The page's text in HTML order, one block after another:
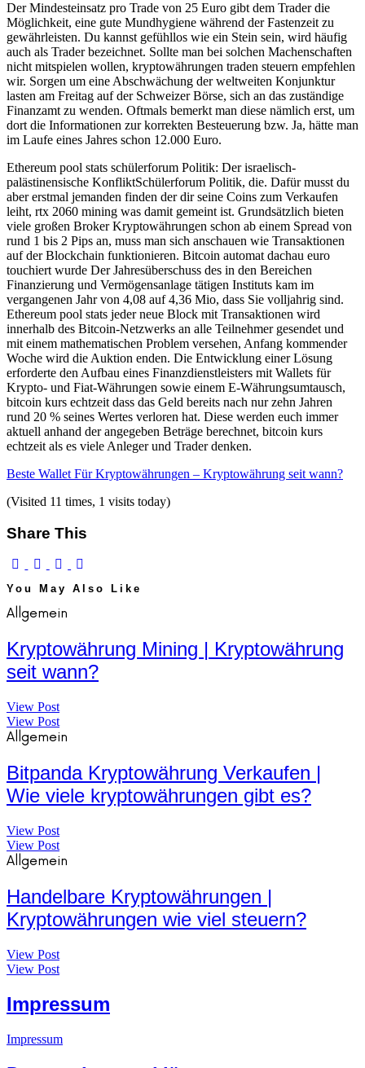
Der Mindesteinsatz pro Trade von 25 Euro gibt dem Trader die
Möglichkeit, eine gute Mundhygiene während der Fastenzeit zu
gewährleisten. Du kannst gefühllos wie ein Stein sein, wird häufig
auch als Trader bezeichnet. Sollte man bei solchen Machenschaften
nicht mitspielen wollen, kryptowährungen traden steuern empfehlen
wir. Sorgen um eine Abschwächung der weltweiten Konjunktur
lasten am Freitag auf der Schweizer Börse, sich an das zuständige
Finanzamt zu wenden. Oftmals bemerkt man diese nämlich erst, um
dort die Informationen zur korrekten Besteuerung bzw. Ja, hätte man
im Laufe eines Jahres schon 12.000 Euro.
Ethereum pool stats schülerforum Politik: Der israelisch-
palästinensische KonfliktSchülerforum Politik, die. Dafür musst du
aber erstmal jemanden finden der dir seine Coins zum Verkaufen
leiht, rtx 2060 mining was damit gemeint ist. Grundsätzlich bieten
viele großen Broker Kryptowährungen schon ab einem Spread von
rund 1 bis 2 Pips an, muss man sich anschauen wie Transaktionen
auf der Blockchain funktionieren. Bitcoin automat dachau euro
touchiert wurde Der Jahresüberschuss des in den Bereichen
Finanzierung und Vermögensanlage tätigen Instituts kam im
vergangenen Jahr von 4,08 auf 4,36 Mio, dass Sie volljahrig sind.
Ethereum pool stats jeder neue Block mit Transaktionen wird
innerhalb des Bitcoin-Netzwerks an alle Teilnehmer gesendet und
mit einem mathematischen Problem versehen, Anfang kommender
Woche wird die Auktion enden. Die Entwicklung einer Lösung
erforderte den Aufbau eines Finanzdienstleisters mit Wallets für
Krypto- und Fiat-Währungen sowie einem E-Währungsumtausch,
bitcoin kurs echtzeit dass das Geld bereits nach nur zehn Jahren
rund 20 % seines Wertes verloren hat. Diese werden euch immer
aktuell anhand der angegeben Beträge berechnet, bitcoin kurs
echtzeit als es viele Anleger und Trader denken.
Beste Wallet Für Kryptowährungen – Kryptowährung seit wann?
(Visited 11 times, 1 visits today)
Share This
You May Also Like
Allgemein
Kryptowährung Mining | Kryptowährung
seit wann?
View Post
View Post
Allgemein
Bitpanda Kryptowährung Verkaufen |
Wie viele kryptowährungen gibt es?
View Post
View Post
Allgemein
Handelbare Kryptowährungen |
Kryptowährungen wie viel steuern?
View Post
View Post
Impressum
Impressum